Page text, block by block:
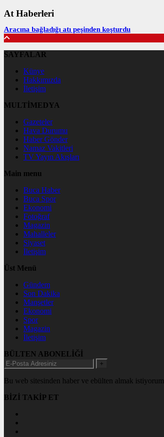
At Haberleri
Aracına bağladığı atı peşinden koşturdu
SAYFALAR
Künye
Hakkımızda
İletişim
MULTİMEDYA
Gazeteler
Hava Durumu
Haber Gönder
Namaz Vakitleri
TV Yayın Akışları
Main menu
Buca Haber
Buca Spor
Ekonomi
Fotoğraf
Magazin
Mahalleler
Siyaset
İletişim
Üst Menü
Gündem
Son Dakika
Manşetler
Ekonomi
Spor
Magazin
İletişim
BÜLTEN ABONELİĞİ
+
Bu web sitesinden haber ve ebülten almak istiyorum
BİZİ TAKİP ET